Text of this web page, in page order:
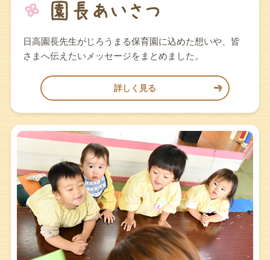
日高園長先生がじろうまる保育園に込めた想いや、皆
さまへ伝えたいメッセージをまとめました。
詳しく見る